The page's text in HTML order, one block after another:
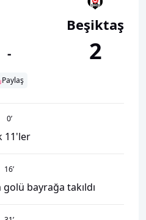
-
Paylaş
Beşiktaş
2
0’
11'ler
16’
bayrağa takıldı